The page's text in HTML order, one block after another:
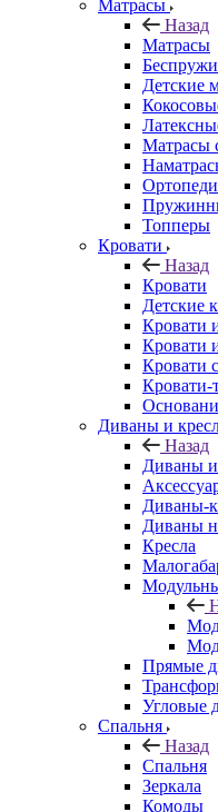
Матрасы
Назад
Матрасы
Детские
Матрасы
Топперы
Кровати
Назад
Кровати
Детские
Кровати
Кровати
Кровати
Кровати-
Диваны и
Назад
Диваны и
Диваны-
Диваны
Кресла
Прямые
Угловые
Спальня
Назад
Спальня
Зеркала
Комоды